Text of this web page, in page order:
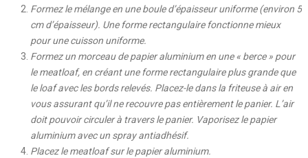
Formez le mélange en une boule d’épaisseur uniforme (environ 5
cm d’épaisseur). Une forme rectangulaire fonctionne mieux
pour une cuisson uniforme.
Formez un morceau de papier aluminium en une « berce » pour
le meatloaf, en créant une forme rectangulaire plus grande que
le loaf avec les bords relevés. Placez-le dans la friteuse à air en
vous assurant qu’il ne recouvre pas entièrement le panier. L’air
doit pouvoir circuler à travers le panier. Vaporisez le papier
aluminium avec un spray antiadhésif.
Placez le meatloaf sur le papier aluminium.